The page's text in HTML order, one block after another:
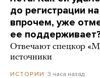
до регистрации
впрочем, уже
ее
Отвечают спецкор
источники
ИСТОРИИ 3 часа назад